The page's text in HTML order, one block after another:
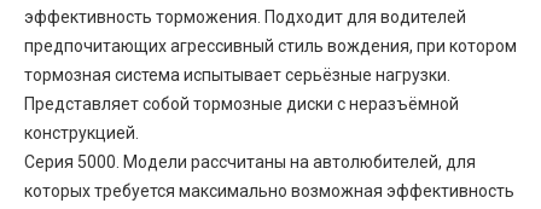
эффективность торможения. Подходит для водителей
предпочитающих агрессивный стиль вождения, при котором
тормозная система испытывает серьёзные нагрузки.
Представляет собой тормозные диски с неразъёмной
конструкцией.
Серия 5000. Модели рассчитаны на автолюбителей, для
которых требуется максимально возможная эффективность